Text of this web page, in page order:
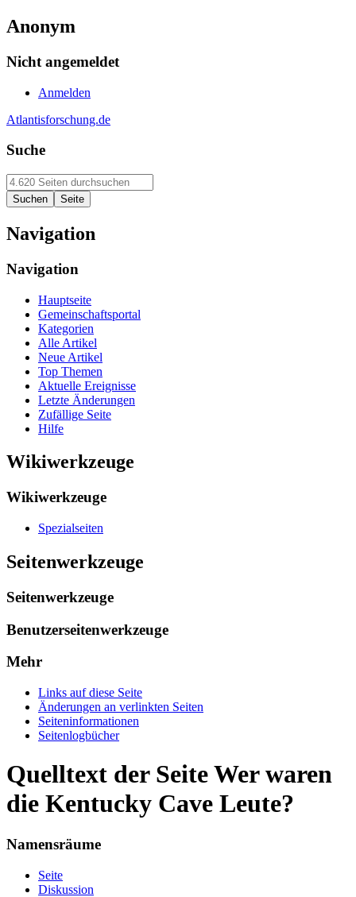
Anonym
Nicht angemeldet
Anmelden
Atlantisforschung.de
Suche
Navigation
Navigation
Hauptseite
Gemeinschaftsportal
Kategorien
Alle Artikel
Neue Artikel
Top Themen
Aktuelle Ereignisse
Letzte Änderungen
Zufällige Seite
Hilfe
Wikiwerkzeuge
Wikiwerkzeuge
Spezialseiten
Seitenwerkzeuge
Seitenwerkzeuge
Benutzerseitenwerkzeuge
Mehr
Links auf diese Seite
Änderungen an verlinkten Seiten
Seiten­informationen
Seitenlogbücher
Quelltext der Seite Wer waren
die Kentucky Cave Leute?
Namensräume
Seite
Diskussion